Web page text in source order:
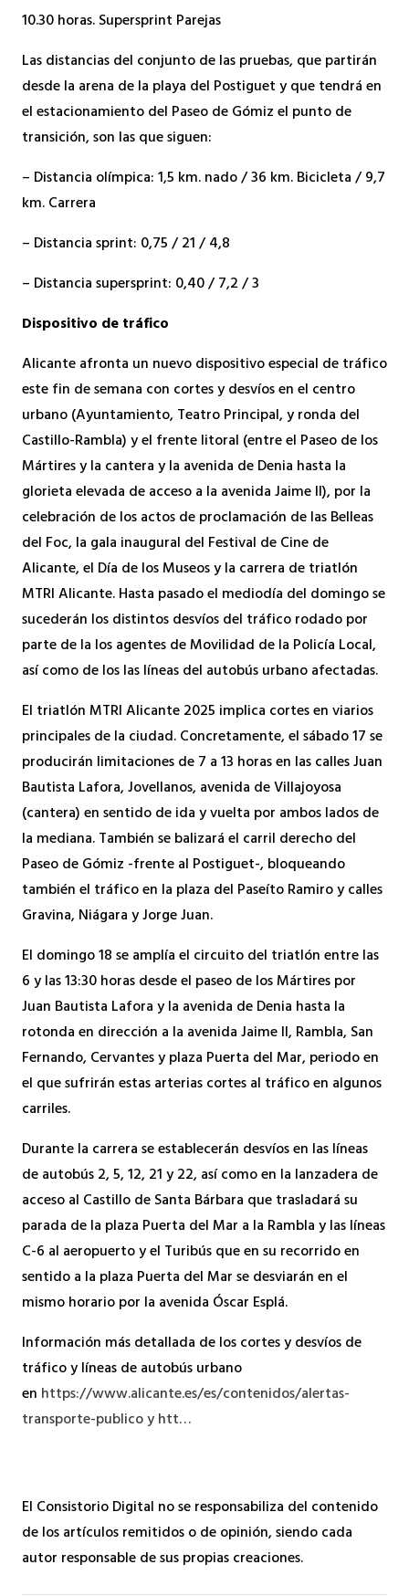
10.30 horas. Supersprint Parejas
Las distancias del conjunto de las pruebas, que partirán
desde la arena de la playa del Postiguet y que tendrá en
el estacionamiento del Paseo de Gómiz el punto de
transición, son las que siguen:
– Distancia olímpica: 1,5 km. nado / 36 km. Bicicleta / 9,7
km. Carrera
– Distancia sprint: 0,75 / 21 / 4,8
– Distancia supersprint: 0,40 / 7,2 / 3
Dispositivo de tráfico
Alicante afronta un nuevo dispositivo especial de tráfico
este fin de semana con cortes y desvíos en el centro
urbano (Ayuntamiento, Teatro Principal, y ronda del
Castillo-Rambla) y el frente litoral (entre el Paseo de los
Mártires y la cantera y la avenida de Denia hasta la
glorieta elevada de acceso a la avenida Jaime II), por la
celebración de los actos de proclamación de las Belleas
del Foc, la gala inaugural del Festival de Cine de
Alicante, el Día de los Museos y la carrera de triatlón
MTRI Alicante. Hasta pasado el mediodía del domingo se
sucederán los distintos desvíos del tráfico rodado por
parte de la los agentes de Movilidad de la Policía Local,
así como de los las líneas del autobús urbano afectadas.
El triatlón MTRI Alicante 2025 implica cortes en viarios
principales de la ciudad. Concretamente, el sábado 17 se
producirán limitaciones de 7 a 13 horas en las calles Juan
Bautista Lafora, Jovellanos, avenida de Villajoyosa
(cantera) en sentido de ida y vuelta por ambos lados de
la mediana. También se balizará el carril derecho del
Paseo de Gómiz -frente al Postiguet-, bloqueando
también el tráfico en la plaza del Paseíto Ramiro y calles
Gravina, Niágara y Jorge Juan.
El domingo 18 se amplía el circuito del triatlón entre las
6 y las 13:30 horas desde el paseo de los Mártires por
Juan Bautista Lafora y la avenida de Denia hasta la
rotonda en dirección a la avenida Jaime II, Rambla, San
Fernando, Cervantes y plaza Puerta del Mar, periodo en
el que sufrirán estas arterias cortes al tráfico en algunos
carriles.
Durante la carrera se establecerán desvíos en las líneas
de autobús 2, 5, 12, 21 y 22, así como en la lanzadera de
acceso al Castillo de Santa Bárbara que trasladará su
parada de la plaza Puerta del Mar a la Rambla y las líneas
C-6 al aeropuerto y el Turibús que en su recorrido en
sentido a la plaza Puerta del Mar se desviarán en el
mismo horario por la avenida Óscar Esplá.
Información más detallada de los cortes y desvíos de
tráfico y líneas de autobús urbano
en https://www.alicante.es/es/contenidos/alertas-
transporte-publico y htt…
El Consistorio Digital no se responsabiliza del contenido
de los artículos remitidos o de opinión, siendo cada
autor responsable de sus propias creaciones.